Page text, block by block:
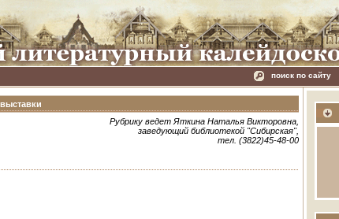
поиск по сайту
Рубрику ведет Яткина Наталья Викторовна,
заведующий библиотекой "Сибирская",
тел. (3822)45-48-00